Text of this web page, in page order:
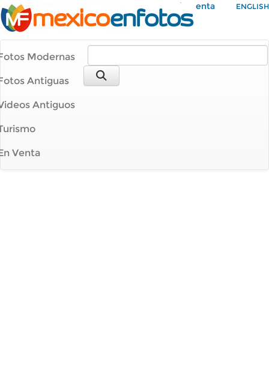
Mi Cuenta ENGLISH
Modernas
Antiguas
Antiguos
Venta